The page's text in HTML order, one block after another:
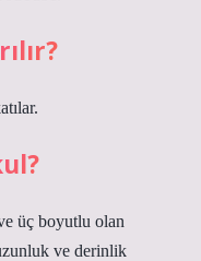
üç boyutlu olan
ve derinlik